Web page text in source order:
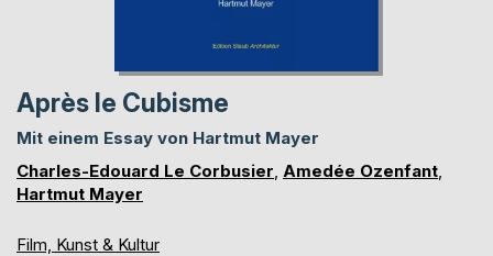
Après le Cubisme
Mit einem Essay von Hartmut Mayer
Charles-Edouard Le Corbusier Amedée Ozenfant
Hartmut Mayer
Film, Kunst & Kultur